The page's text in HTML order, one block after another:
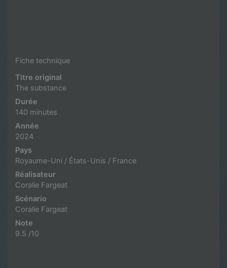
Fiche technique
Titre original
The substance
Durée
140 minutes
Année
2024
Pays
Royaume-Uni / États-Unis / France
Réalisateur
Coralie Fargeat
Scénario
Coralie Fargeat
Note
9.5 /10